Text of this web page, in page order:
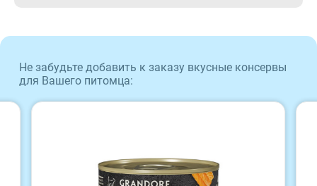
Будь Здоров
Наша Марка
Wonderfur
Не забудьте добавить к заказу вкусные консервы
для Вашего питомца: